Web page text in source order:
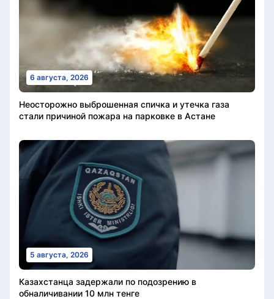
6 августа, 2026
Неосторожно выброшенная спичка и утечка газа
стали причиной пожара на парковке в Астане
5 августа, 2026
Казахстанца задержали по подозрению в
обналичивании 10 млн тенге